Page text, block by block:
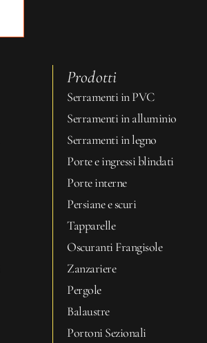
Prodotti
Serramenti in PVC
Serramenti in alluminio
Serramenti in legno
Porte e ingressi blindati
Porte interne
Persiane e scuri
Tapparelle
Oscuranti Frangisole
Zanzariere
Pergole
Balaustre
Portoni Sezionali